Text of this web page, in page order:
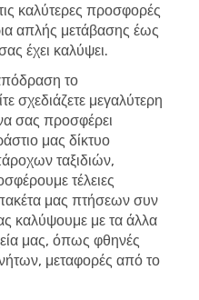
καλύτερες προσφορές
απλής μετάβασης έως
έχει καλύψει.
το
σχεδιάζετε μεγαλύτερη
σας προσφέρει
μας δίκτυο
ταξιδιών,
τέλειες
μας πτήσεων συν
καλύψουμε με τα άλλα
μας, όπως φθηνές
μεταφορές από το